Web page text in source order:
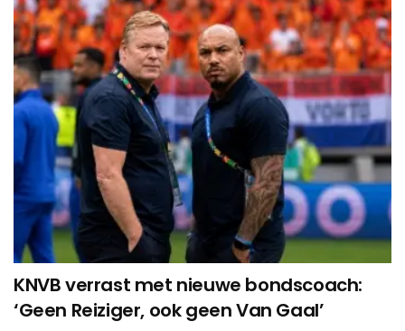
KNVB verrast met nieuwe bondscoach:
‘Geen Reiziger, ook geen Van Gaal’